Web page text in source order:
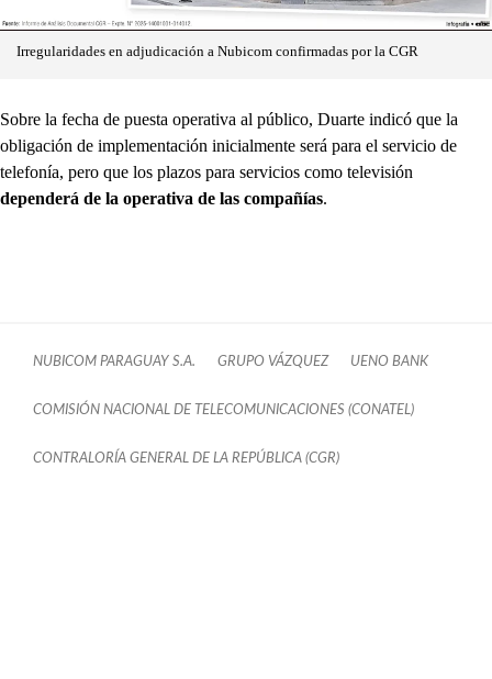
Irregularidades en adjudicación a Nubicom confirmadas por la CGR
Sobre la fecha de puesta operativa al público, Duarte indicó que la
obligación de implementación inicialmente será para el servicio de
telefonía, pero que los plazos para servicios como televisión
dependerá de la operativa de las compañías.
NUBICOM PARAGUAY S.A. GRUPO VÁZQUEZ UENO BANK
COMISIÓN NACIONAL DE TELECOMUNICACIONES (CONATEL)
CONTRALORÍA GENERAL DE LA REPÚBLICA (CGR)